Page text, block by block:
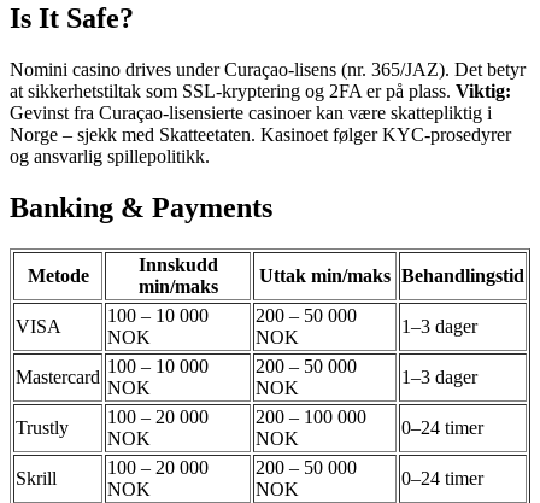
Is It Safe?
Nomini casino drives under Curaçao-lisens (nr. 365/JAZ). Det betyr
at sikkerhetstiltak som SSL-kryptering og 2FA er på plass. Viktig:
Gevinst fra Curaçao-lisensierte casinoer kan være skattepliktig i
Norge – sjekk med Skatteetaten. Kasinoet følger KYC-prosedyrer
og ansvarlig spillepolitikk.
Banking & Payments
Metode
Innskudd
min/maks
Uttak min/maks Behandlingstid
VISA
100 – 10 000
NOK
200 – 50 000
NOK
1–3 dager
Mastercard
100 – 10 000
NOK
200 – 50 000
NOK
1–3 dager
Trustly
100 – 20 000
NOK
200 – 100 000
NOK
0–24 timer
Skrill
100 – 20 000
NOK
200 – 50 000
NOK
0–24 timer